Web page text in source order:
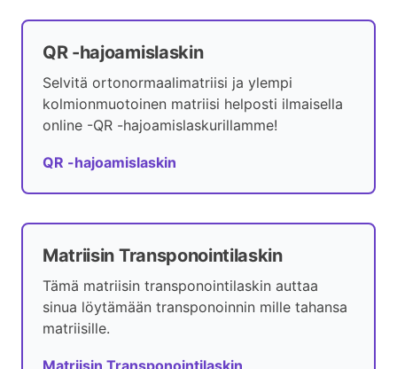
QR -hajoamislaskin
Selvitä ortonormaalimatriisi ja ylempi
kolmionmuotoinen matriisi helposti ilmaisella
online -QR -hajoamislaskurillamme!
QR -hajoamislaskin
Matriisin Transponointilaskin
Tämä matriisin transponointilaskin auttaa
sinua löytämään transponoinnin mille tahansa
matriisille.